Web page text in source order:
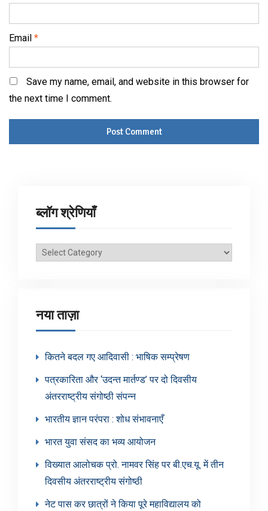
Email *
Save my name, email, and website in this browser for
the next time I comment.
ब्लॉग श्रेणियाँ
ब्लॉग
नया ताज़ा
कितने बदल गए आदिवासी : भाषिक सम्प्रेषण
पत्रकारिता और ‘उदन्त मार्तण्ड’ पर दो दिवसीय
अंतरराष्ट्रीय संगोष्ठी संपन्न
भारतीय ज्ञान परंपरा : शोध संभावनाएँ
भारत युवा संसद का भव्य आयोजन
विख्यात आलोचक प्रो. नामवर सिंह पर बी.एच.यू. में तीन
दिवसीय अंतरराष्ट्रीय संगोष्ठी
नेट पास कर छात्रों ने किया पूरे महाविद्यालय को